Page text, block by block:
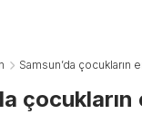
Samsun’da çocukların